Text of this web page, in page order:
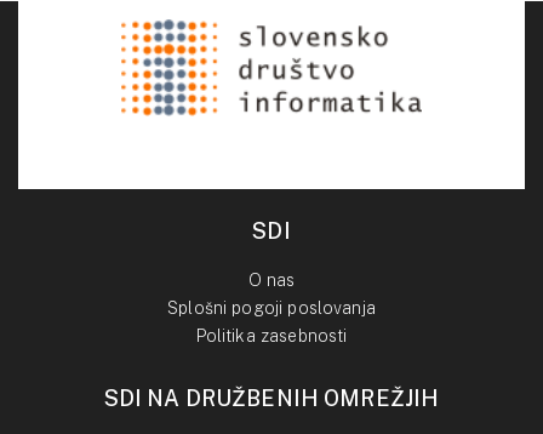
SDI
O nas
Splošni pogoji poslovanja
Politika zasebnosti
SDI NA DRUŽBENIH OMREŽJIH